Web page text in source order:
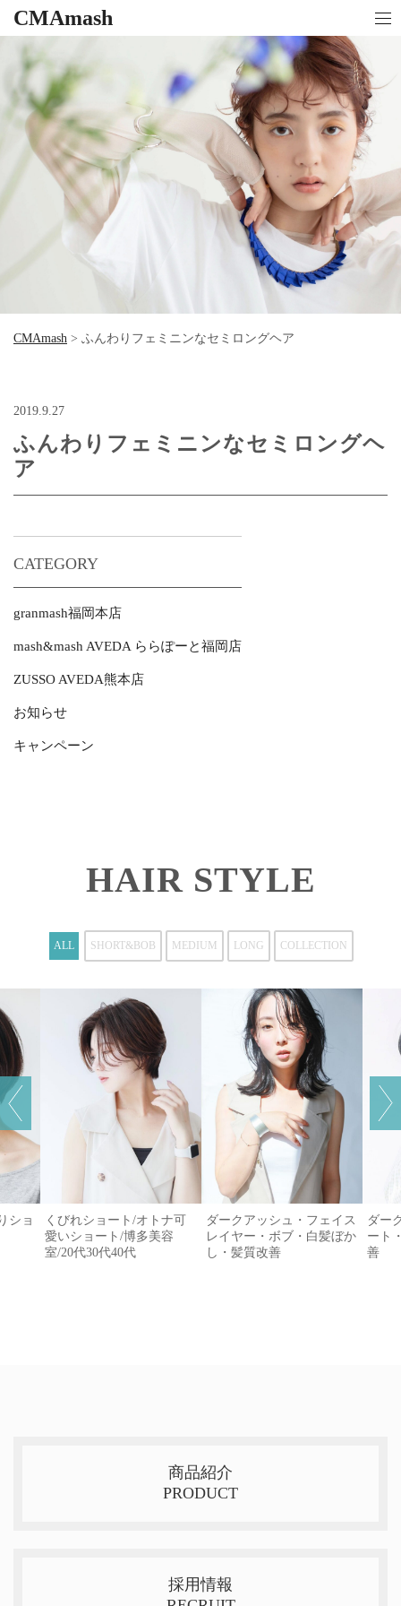
CMAmash
CMAmash > ふんわりフェミニンなセミロングヘア
CATEGORY
granmash福岡本店
mash&mash AVEDA ららぽーと福岡店
ZUSSO AVEDA熊本店
お知らせ
キャンペーン
2019.9.27
ふんわりフェミニンなセミロングヘ
ア
HAIR STYLE
ALL SHORT&BOB MEDIUM LONG COLLECTION
ショ
くびれショート/オトナ可
愛いショート/博多美容
室/20代30代40代
ダークアッシュ・フェイス
レイヤー・ボブ・白髪ぼか
し・髪質改善
ダー
ート
善
商品紹介
PRODUCT
採用情報